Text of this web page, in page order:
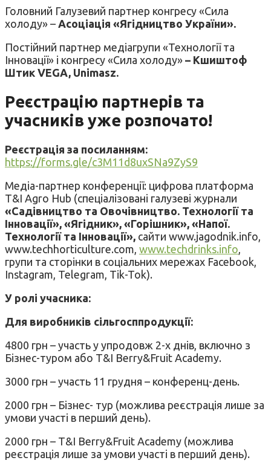
Головний Галузевий партнер конгресу «Сила
холоду» – Асоціація «Ягідництво України».
Постійний партнер медіагрупи «Технології та
Інновації» і конгресу «Сила холоду» – Кшиштоф
Штик VEGA, Unimasz.
Реєстрацію партнерів та
учасників уже розпочато!
Реєстрація за посиланням:
https://forms.gle/c3M11d8uxSNa9ZyS9
Медіа-партнер конференції: цифрова платформа
T&I Agro Hub (спеціалізовані галузеві журнали
«Садівництво та Овочівництво. Технології та
Інновації», «Ягідник», «Горішник», «Напої.
Технології та Інновації», сайти www.jagodnik.info,
www.techhorticulture.com, www.techdrinks.info,
групи та сторінки в соціальних мережах Facebook,
Instagram, Telegram, Tik-Tok).
У ролі учасника:
Для виробників сільгосппродукції:
4800 грн – участь у упродовж 2-х днів, включно з
Бізнес-туром або T&I Berry&Fruit Academy.
3000 грн – участь 11 грудня – конференц-день.
2000 грн – Бізнес- тур (можлива реєстрація лише за
умови участі в перший день).
2000 грн – T&I Berry&Fruit Academy (можлива
реєстрація лише за умови участі в перший день).